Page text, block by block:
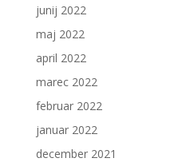
junij 2022
maj 2022
april 2022
marec 2022
februar 2022
januar 2022
december 2021